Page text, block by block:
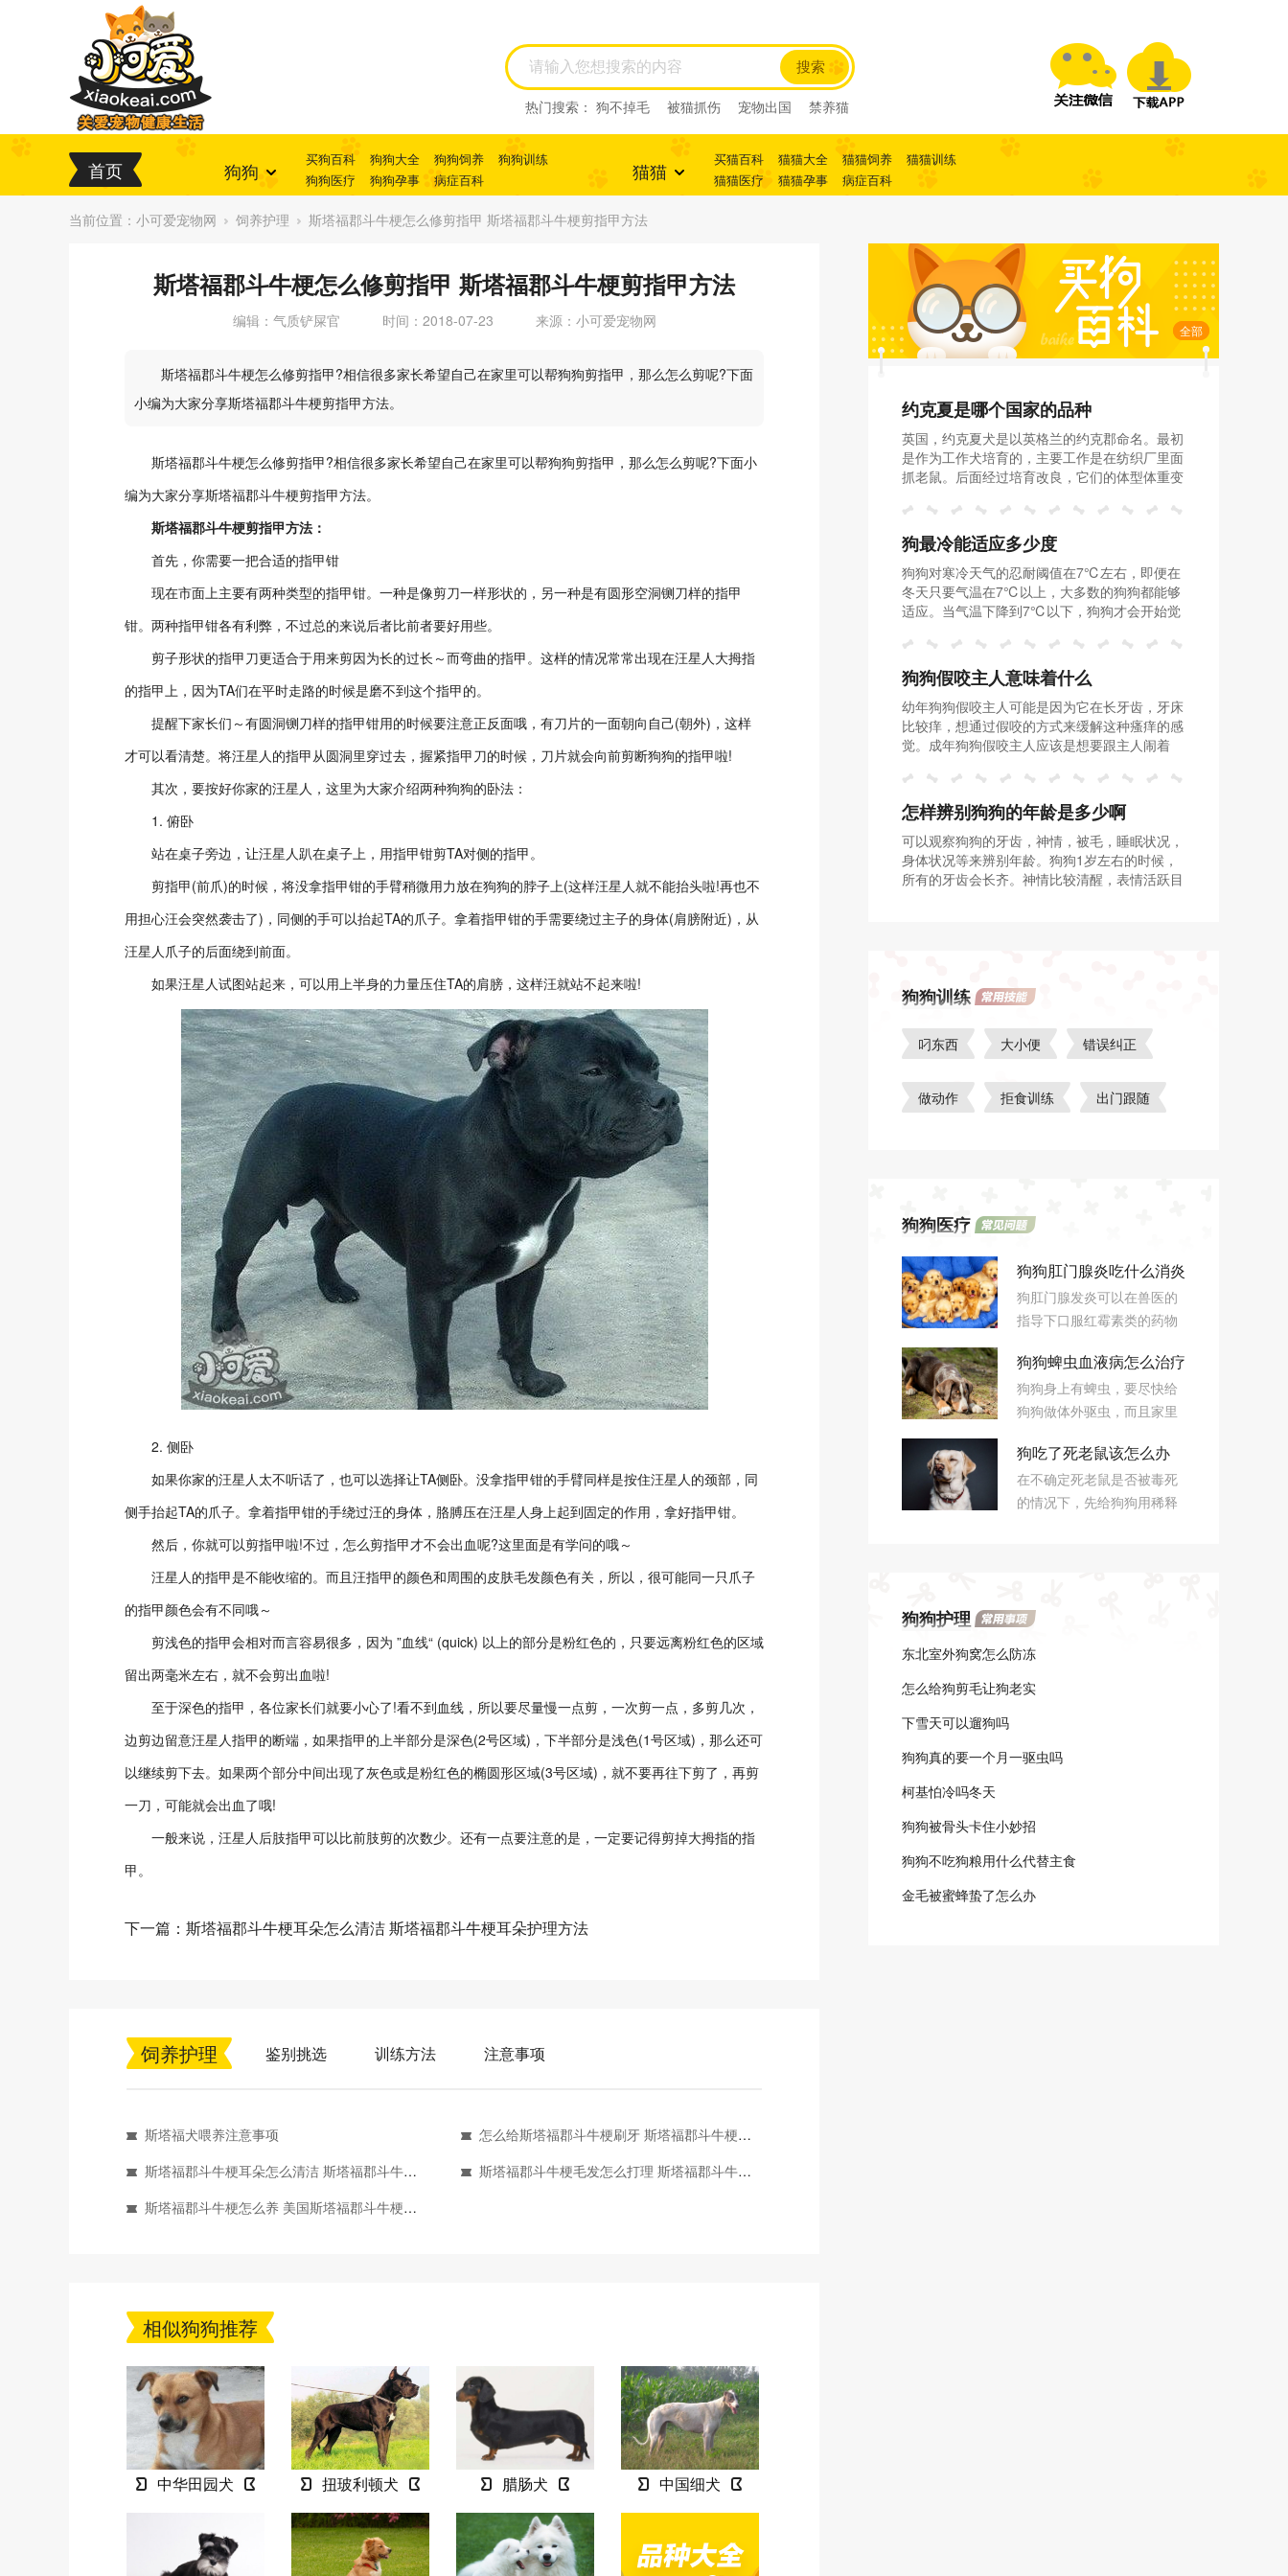
搜索
热门搜索： 狗不掉毛 被猫抓伤 宠物出国 禁养猫
首页 狗狗 买狗百科 狗狗大全 狗狗饲养
狗狗训练
狗狗医疗
狗狗孕事 病症百科 猫猫 买猫百科 猫猫大全 猫猫饲养
猫猫训练
猫猫医疗
猫猫孕事 病症百科
当前位置： 小可爱宠物网 饲养护理 斯塔福郡斗牛梗怎么修剪指甲 斯塔福郡斗牛梗剪指甲方法
斯塔福郡斗牛梗怎么修剪指甲 斯塔福郡斗牛梗剪指甲方法
编辑：气质铲屎官 时间：2018-07-23 来源：小可爱宠物网
斯塔福郡斗牛梗怎么修剪指甲?相信很多家长希望自己在家里可以帮狗狗剪指甲，那么怎么剪呢?下面
小编为大家分享斯塔福郡斗牛梗剪指甲方法。
斯塔福郡斗牛梗怎么修剪指甲?相信很多家长希望自己在家里可以帮狗狗剪指甲，那么怎么剪呢?下面小
编为大家分享斯塔福郡斗牛梗剪指甲方法。
斯塔福郡斗牛梗剪指甲方法：
首先，你需要一把合适的指甲钳
现在市面上主要有两种类型的指甲钳。一种是像剪刀一样形状的，另一种是有圆形空洞铡刀样的指甲
钳。两种指甲钳各有利弊，不过总的来说后者比前者要好用些。
剪子形状的指甲刀更适合于用来剪因为长的过长～而弯曲的指甲。这样的情况常常出现在汪星人大拇指
的指甲上，因为TA们在平时走路的时候是磨不到这个指甲的。
提醒下家长们～有圆洞铡刀样的指甲钳用的时候要注意正反面哦，有刀片的一面朝向自己(朝外)，这样
才可以看清楚。将汪星人的指甲从圆洞里穿过去，握紧指甲刀的时候，刀片就会向前剪断狗狗的指甲啦!
其次，要按好你家的汪星人，这里为大家介绍两种狗狗的卧法：
1. 俯卧
站在桌子旁边，让汪星人趴在桌子上，用指甲钳剪TA对侧的指甲。
剪指甲(前爪)的时候，将没拿指甲钳的手臂稍微用力放在狗狗的脖子上(这样汪星人就不能抬头啦!再也不
用担心汪会突然袭击了)，同侧的手可以抬起TA的爪子。拿着指甲钳的手需要绕过主子的身体(肩膀附近)，从
汪星人爪子的后面绕到前面。
如果汪星人试图站起来，可以用上半身的力量压住TA的肩膀，这样汪就站不起来啦!
2. 侧卧
如果你家的汪星人太不听话了，也可以选择让TA侧卧。没拿指甲钳的手臂同样是按住汪星人的颈部，同
侧手抬起TA的爪子。拿着指甲钳的手绕过汪的身体，胳膊压在汪星人身上起到固定的作用，拿好指甲钳。
然后，你就可以剪指甲啦!不过，怎么剪指甲才不会出血呢?这里面是有学问的哦～
汪星人的指甲是不能收缩的。而且汪指甲的颜色和周围的皮肤毛发颜色有关，所以，很可能同一只爪子
的指甲颜色会有不同哦～
剪浅色的指甲会相对而言容易很多，因为 ”血线“ (quick) 以上的部分是粉红色的，只要远离粉红色的区域
留出两毫米左右，就不会剪出血啦!
至于深色的指甲，各位家长们就要小心了!看不到血线，所以要尽量慢一点剪，一次剪一点，多剪几次，
边剪边留意汪星人指甲的断端，如果指甲的上半部分是深色(2号区域)，下半部分是浅色(1号区域)，那么还可
以继续剪下去。如果两个部分中间出现了灰色或是粉红色的椭圆形区域(3号区域)，就不要再往下剪了，再剪
一刀，可能就会出血了哦!
一般来说，汪星人后肢指甲可以比前肢剪的次数少。还有一点要注意的是，一定要记得剪掉大拇指的指
甲。
下一篇：斯塔福郡斗牛梗耳朵怎么清洁 斯塔福郡斗牛梗耳朵护理方法
饲养护理 鉴别挑选 训练方法 注意事项
斯塔福犬喂养注意事项
怎么给斯塔福郡斗牛梗刷牙 斯塔福郡斗牛梗刷牙步骤
斯塔福郡斗牛梗耳朵怎么清洁 斯塔福郡斗牛梗耳朵护理方法
斯塔福郡斗牛梗毛发怎么打理 斯塔福郡斗牛梗毛发护理方法
斯塔福郡斗牛梗怎么养 美国斯塔福郡斗牛梗饲养心得
相似狗狗推荐
中华田园犬 扭玻利顿犬 腊肠犬 中国细犬
全部
约克夏是哪个国家的品种
英国，约克夏犬是以英格兰的约克郡命名。最初
是作为工作犬培育的，主要工作是在纺织厂里面
抓老鼠。后面经过培育改良，它们的体型体重变
较好动，动作敏捷轻快，对主人热情忠心。
狗最冷能适应多少度
狗狗对寒冷天气的忍耐阈值在7℃左右，即便在
冬天只要气温在7℃以上，大多数的狗狗都能够
适应。当气温下降到7℃以下，狗狗才会开始觉
虑不安、行动迟缓或者是窝在温暖的地方无精打
采，这是它冷的表现。
狗狗假咬主人意味着什么
幼年狗狗假咬主人可能是因为它在长牙齿，牙床
比较痒，想通过假咬的方式来缓解这种瘙痒的感
觉。成年狗狗假咬主人应该是想要跟主人闹着
不管是假咬还是真咬，主人都要及时纠正，防止
以后狗狗出现攻击主人的行为。
怎样辨别狗狗的年龄是多少啊
可以观察狗狗的牙齿，神情，被毛，睡眠状况，
身体状况等来辨别年龄。狗狗1岁左右的时候，
所有的牙齿会长齐。神情比较清醒，表情活跃目
狗狗训练
叼东西 大小便 错误纠正
做动作 拒食训练 出门跟随
狗狗医疗
狗狗肛门腺炎吃什么消炎
药能管用
狗肛门腺发炎可以在兽医的
指导下口服红霉素类的药物
行治疗，局部使用红霉素类
的软膏来进行涂抹，可以用
来纠正肛门腺发炎的症状。
​狗狗蜱虫血液病怎么治疗
狗狗身上有蜱虫，要尽快给
狗狗做体外驱虫，而且家里
毒。蜱虫的口器很长，会深
入到皮肤里，建议用蜱虫清
全面驱杀，是专门杀蜱虫
狗吃了死老鼠该怎么办
在不确定死老鼠是否被毒死
的情况下，先给狗狗用稀释
死老鼠携带了寄生虫。
狗狗护理
​东北室外狗窝怎么防冻
​怎么给狗剪毛让狗老实
下雪天可以遛狗吗
狗狗真的要一个月一驱虫吗
柯基怕冷吗冬天
狗狗被骨头卡住小妙招
狗狗不吃狗粮用什么代替主食
金毛被蜜蜂蛰了怎么办